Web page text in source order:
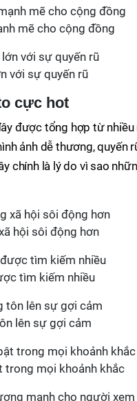
mẽ cho cộng đồng
với sự quyến rũ
cực hot
được tổng hợp từ nhiều
ảnh dễ thương, quyến
chính là lý do vì sao
hội sôi động hơn
tìm kiếm nhiều
lên sự gợi cảm
trong mọi khoảnh khắc